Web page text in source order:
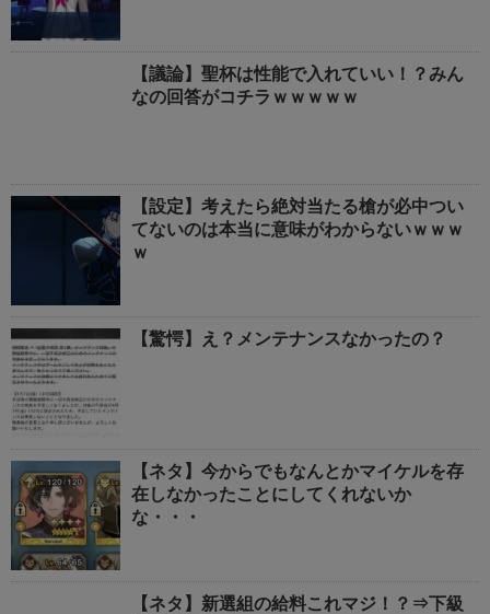
【議論】聖杯は性能で入れていい！？みん
なの回答がコチラｗｗｗｗｗ
【設定】考えたら絶対当たる槍が必中つい
てないのは本当に意味がわからないｗｗｗ
ｗ
【驚愕】え？メンテナンスなかったの？
【ネタ】今からでもなんとかマイケルを存
在しなかったことにしてくれないか
な・・・
【ネタ】新選組の給料これマジ！？⇒下級